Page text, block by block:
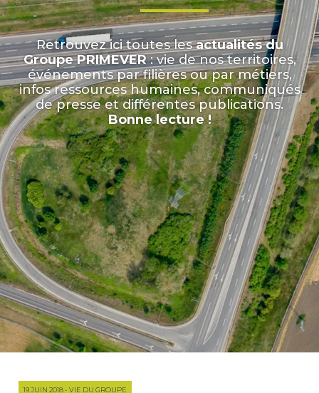
Retrouvez ici toutes lesactualités du
Groupe PRIMEVER: vie de nos territoires,
événements par filières ou par métiers,
infos ressources humaines, communiqués
de presse et différentes publications.
Bonne lecture !
19 JUIN 2018 - VIE DU GROUPE